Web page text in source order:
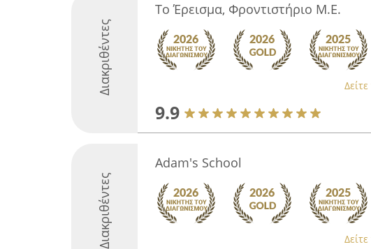
Διακριθέντες
Το Έρεισμα, Φροντιστήριο Μ.Ε.
9.9
Διακριθέντες
Adam's School